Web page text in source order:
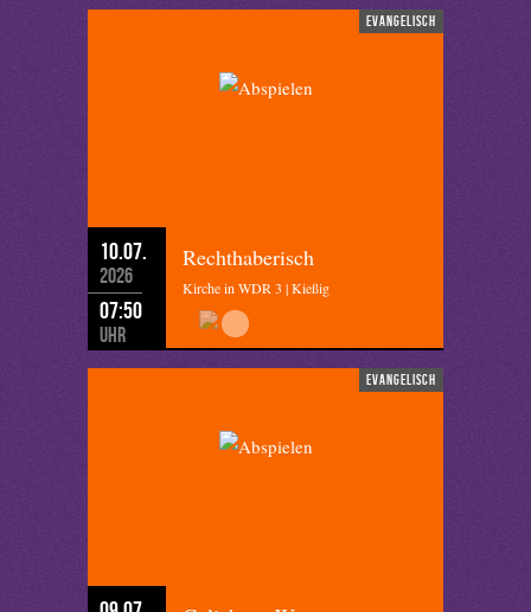
evangelisch
10.07.
2026
07:50
Uhr
Rechthaberisch
Kirche in WDR 3 | Kießig
evangelisch